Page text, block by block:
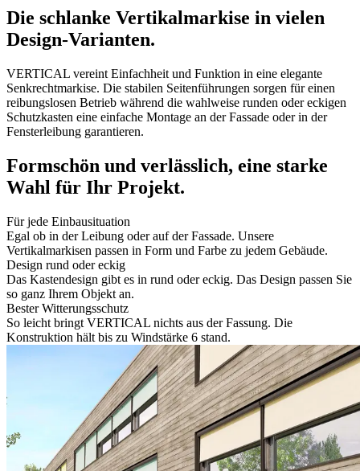
Die schlanke Vertikalmarkise in vielen
Design-Varianten.
VERTICAL vereint Einfachheit und Funktion in eine elegante
Senkrechtmarkise. Die stabilen Seitenführungen sorgen für einen
reibungslosen Betrieb während die wahlweise runden oder eckigen
Schutzkasten eine einfache Montage an der Fassade oder in der
Fensterleibung garantieren.
Formschön und verlässlich, eine starke
Wahl für Ihr Projekt.
Für jede Einbausituation
Egal ob in der Leibung oder auf der Fassade. Unsere
Vertikalmarkisen passen in Form und Farbe zu jedem Gebäude.
Design rund oder eckig
Das Kastendesign gibt es in rund oder eckig. Das Design passen Sie
so ganz Ihrem Objekt an.
Bester Witterungsschutz
So leicht bringt VERTICAL nichts aus der Fassung. Die
Konstruktion hält bis zu Windstärke 6 stand.